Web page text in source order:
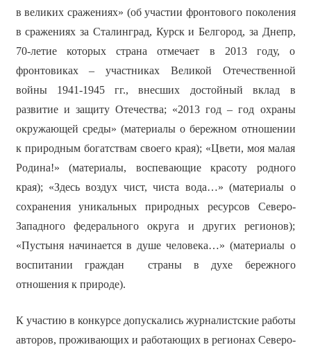
в великих сражениях» (об участии фронтового поколения
в сражениях за Сталинград, Курск и Белгород, за Днепр,
70-летие которых страна отмечает в 2013 году, о
фронтовиках – участниках Великой Отечественной
войны 1941-1945 гг., внесших достойный вклад в
развитие и защиту Отечества; «2013 год – год охраны
окружающей среды» (материалы о бережном отношении
к природным богатствам своего края); «Цвети, моя малая
Родина!» (материалы, воспевающие красоту родного
края); «Здесь воздух чист, чиста вода…» (материалы о
сохранения уникальных природных ресурсов Северо-
Западного федерального округа и других регионов);
«Пустыня начинается в душе человека…» (материалы о
воспитании граждан страны в духе бережного
отношения к природе).
К участию в конкурсе допускались журналистские работы
авторов, проживающих и работающих в регионах Северо-